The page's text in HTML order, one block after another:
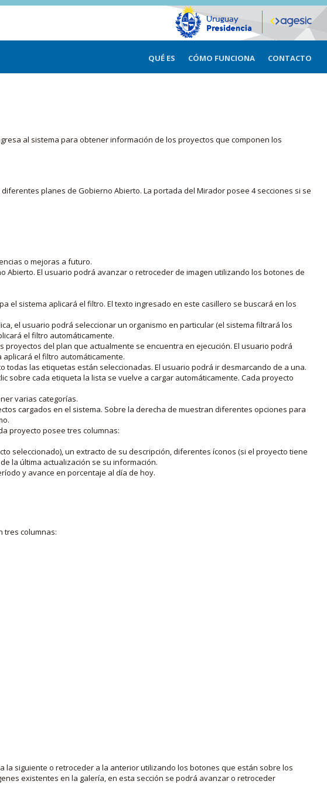
QUÉ ES CÓMO FUNCIONA CONTACTO
al sistema para obtener información de los proyectos que componen los
planes de Gobierno Abierto. La portada del Mirador posee 4 secciones si se
o mejoras a futuro.
El usuario podrá avanzar o retroceder de imagen utilizando los botones de
el sistema aplicará el filtro. El texto ingresado en este casillero se buscará en los
el usuario podrá seleccionar un organismo en particular (el sistema filtrará los
el filtro automáticamente.
del plan que actualmente se encuentra en ejecución. El usuario podrá
el filtro automáticamente.
las etiquetas están seleccionadas. El usuario podrá ir desmarcando de a una.
sobre cada etiqueta la lista se vuelve a cargar automáticamente. Cada proyecto
varias categorías.
cargados en el sistema. Sobre la derecha de muestran diferentes opciones para
proyecto posee tres columnas:
seleccionado), un extracto de su descripción, diferentes íconos (si el proyecto tiene
la última actualización se su información.
y avance en porcentaje al día de hoy.
tres columnas:
siguiente o retroceder a la anterior utilizando los botones que están sobre los
existentes en la galería, en esta sección se podrá avanzar o retroceder